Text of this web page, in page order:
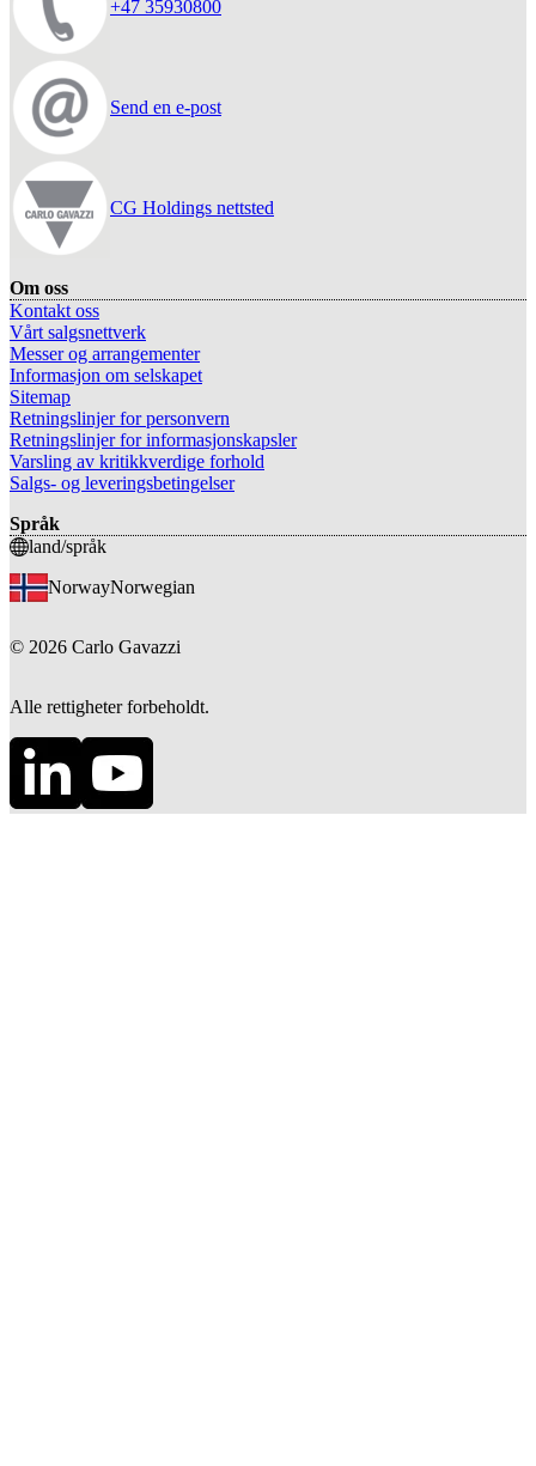
+47 35930800
Send en e-post
CG Holdings nettsted
Om oss
Kontakt oss
Vårt salgsnettverk
Messer og arrangementer
Informasjon om selskapet
Sitemap
Retningslinjer for personvern
Retningslinjer for informasjonskapsler
Varsling av kritikkverdige forhold
Salgs- og leveringsbetingelser
Språk
land/språk
NorwayNorwegian
© 2026 Carlo Gavazzi
Alle rettigheter forbeholdt.